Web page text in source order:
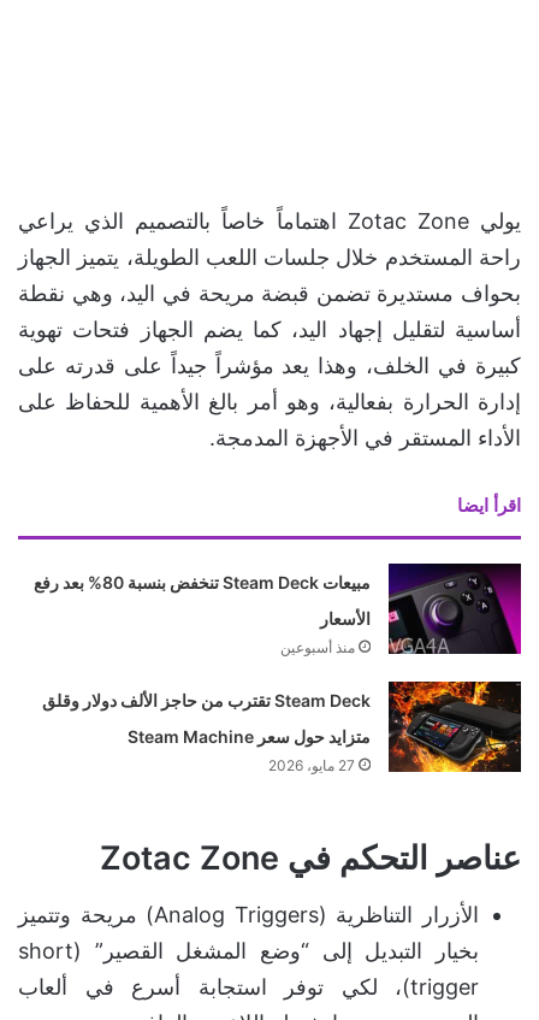
يولي Zotac Zone اهتماماً خاصاً بالتصميم الذي يراعي
راحة المستخدم خلال جلسات اللعب الطويلة، يتميز الجهاز
بحواف مستديرة تضمن قبضة مريحة في اليد، وهي نقطة
أساسية لتقليل إجهاد اليد، كما يضم الجهاز فتحات تهوية
كبيرة في الخلف، وهذا يعد مؤشراً جيداً على قدرته على
إدارة الحرارة بفعالية، وهو أمر بالغ الأهمية للحفاظ على
الأداء المستقر في الأجهزة المدمجة.
اقرأ ايضا
مبيعات Steam Deck تنخفض بنسبة 80% بعد رفع
الأسعار
منذ أسبوعين
Steam Deck تقترب من حاجز الألف دولار وقلق
متزايد حول سعر Steam Machine
27 مايو، 2026
عناصر التحكم في Zotac Zone
الأزرار التناظرية (Analog Triggers) مريحة وتتميز
بخيار التبديل إلى “وضع المشغل القصير” (short
trigger)، لكي توفر استجابة أسرع في ألعاب